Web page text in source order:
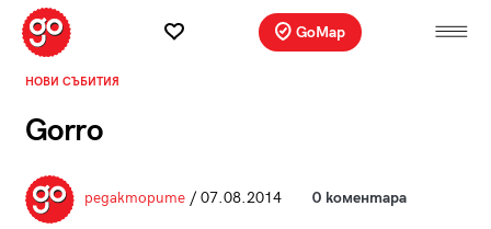
GoMap
НОВИ СЪБИТИЯ
Gorro
редакторите/ 07.08.2014 0 коментара